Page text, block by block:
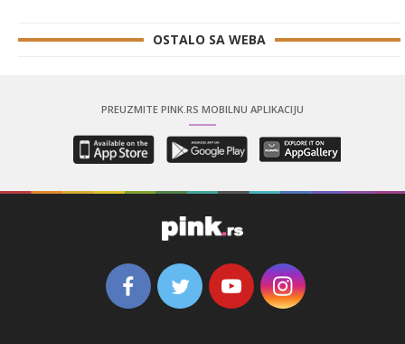
OSTALO SA WEBA
PREUZMITE PINK.RS MOBILNU APLIKACIJU